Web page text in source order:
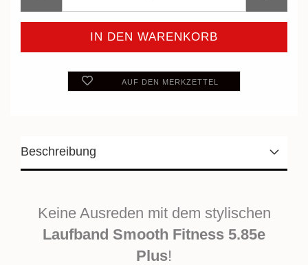
AUF DEN MERKZETTEL
Beschreibung
Keine Ausreden mit dem stylischen
Laufband Smooth Fitness 5.85e
Plus!